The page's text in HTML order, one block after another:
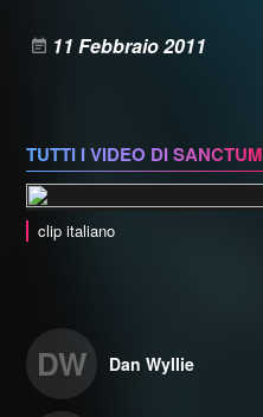
11 Febbraio 2011
TUTTI I VIDEO DI SANCTUM
clip italiano
DW Dan Wyllie